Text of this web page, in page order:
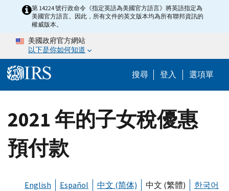
Skip to main content
第 14224 號行政命令《指定英語為美國官方語言》將英語指定為
美國官方語言。因此，所有文件的英文版本均為所有聯邦資訊的
權威版本。
美國政府官方網站
以下是你如何知道
搜尋 Help Menu
登入 選項單
2021 年的子女稅優惠
預付款
English Español 中文 (简体) 中文 (繁體)
한국어